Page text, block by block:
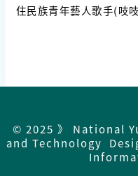
住民族青年藝人歌手(吱
© 2025 》 National
and Technology